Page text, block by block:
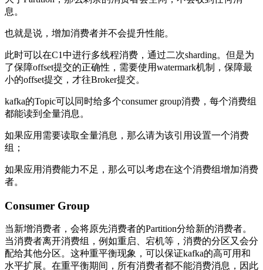
息。
也就是说，增加消费者并不会提升性能。
此时可以在C1中进行多线程消费，通过二次sharding。但是为
了保障offset提交的正确性，需要使用watermark机制，保障最
小的offset提交，才往Broker提交。
kafka的Topic可以同时给多个consumer group消费，每个消费组
都能读到全量消息。
如果应用需要读取全量消息，那么请为该引用设置一个消费
组；
如果应用消费能力不足，那么可以考虑在这个消费组增加消费
者。
Consumer Group
当新增消费者，会将原先消费者的Partition分给新的消费者。
当消费者离开消费组，例如重启、宕机等，消费的分区又会分
配给其他分区。这种重平衡现象，可以保证kafka的高可用和
水平扩展。在重平衡期间，所有消费者都不能消费消息，因此